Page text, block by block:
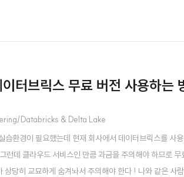
터브릭스 무료 버전 사용하
Databricks & Delta Lake
환경이 필요했는데 현재 회사에서 데이터브릭스를 사
런데 클라우드 서비스인 만큼 과금을 주의해야 하므
상당히 교묘하게 숨겨놔서 주의해야 한다 ! 나와 같